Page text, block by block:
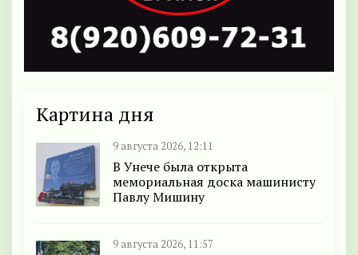
Картина дня
9 августа 2026, 12:11
В Унече была открыта
мемориальная доска машинисту
Павлу Мишину
9 августа 2026, 11:57